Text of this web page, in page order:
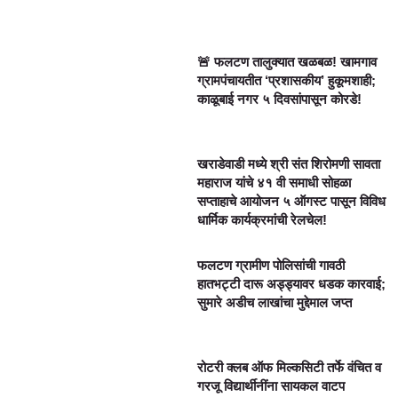
🚨 फलटण तालुक्यात खळबळ! खामगाव
ग्रामपंचायतीत ‘प्रशासकीय’ हुकूमशाही;
काळूबाई नगर ५ दिवसांपासून कोरडे!
खराडेवाडी मध्ये श्री संत शिरोमणी सावता
महाराज यांचे ४१ वी समाधी सोहळा
सप्ताहाचे आयोजन ५ ऑगस्ट पासून विविध
धार्मिक कार्यक्रमांची रेलचेल!
फलटण ग्रामीण पोलिसांची गावठी
हातभट्टी दारू अड्ड्यावर धडक कारवाई;
सुमारे अडीच लाखांचा मुद्देमाल जप्त
रोटरी क्लब ऑफ मिल्कसिटी तर्फे वंचित व
गरजू विद्यार्थीनींना सायकल वाटप